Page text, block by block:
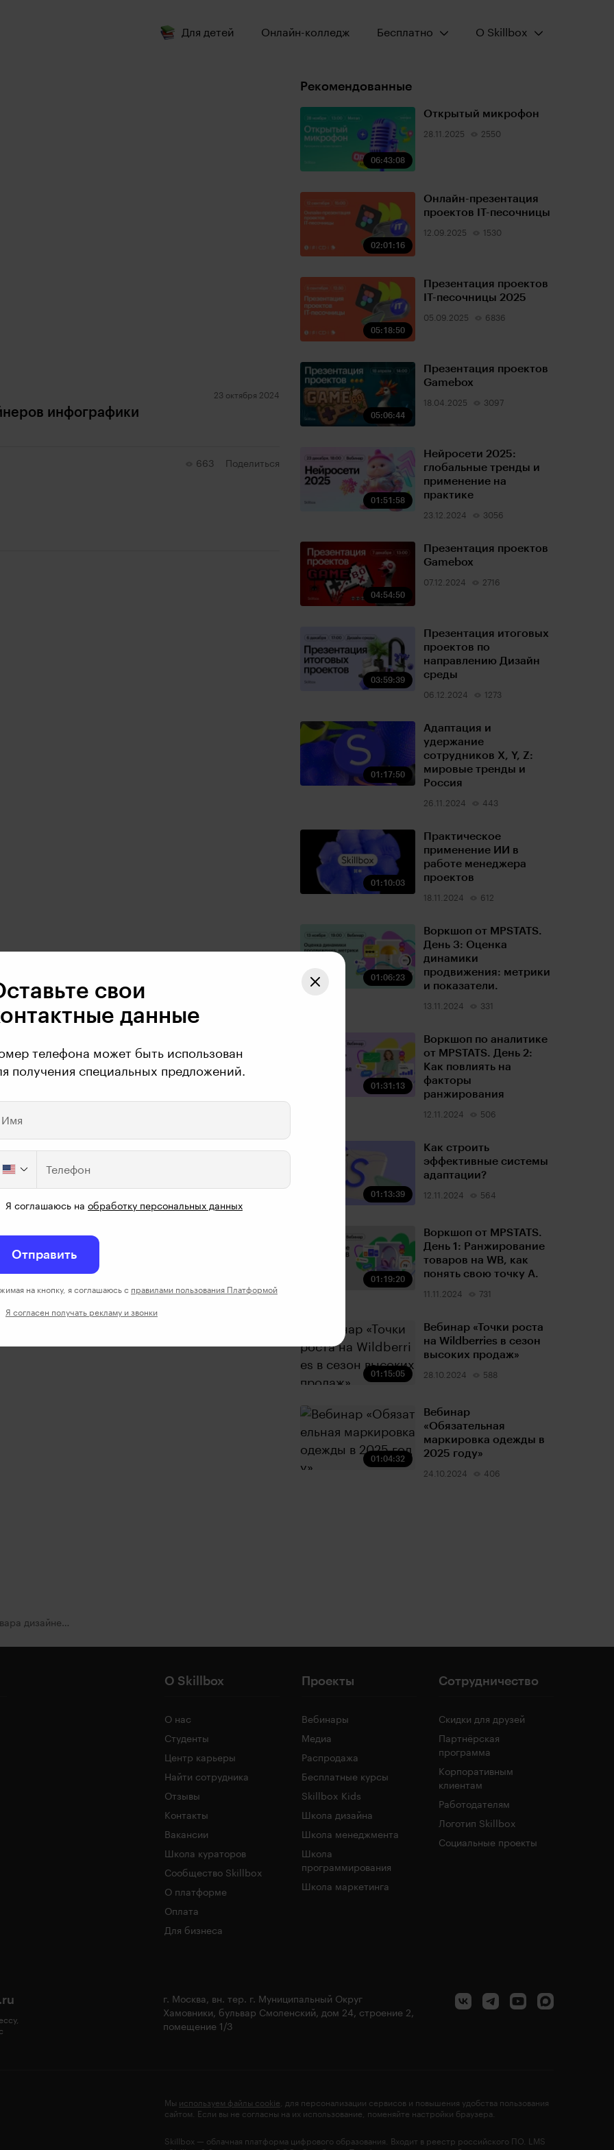
Для детей Онлайн-колледж Открыть меню:
Бесплатно Открыть меню:
О Skillbox
23 октября 2024
инфографики
663 Поделиться
Рекомендованные
06:43:08
Открытый микрофон
28.11.2025 2550
02:01:16
Онлайн-презентация
проектов IT-песочницы
12.09.2025 1530
05:18:50
Презентация проектов
IT-песочницы 2025
05.09.2025 6836
05:06:44
Презентация проектов
Gamebox
18.04.2025 3097
01:51:58
Нейросети 2025:
глобальные тренды и
применение на
практике
23.12.2024 3056
04:54:50
Презентация проектов
Gamebox
07.12.2024 2716
03:59:39
Презентация итоговых
проектов по
направлению Дизайн
среды
06.12.2024 1273
01:17:50
Адаптация и
удержание
сотрудников X, Y, Z:
мировые тренды и
Россия
26.11.2024 443
01:10:03
Практическое
применение ИИ в
работе менеджера
проектов
18.11.2024 612
01:06:23
Воркшоп от MPSTATS.
День 3: Оценка
динамики
продвижения: метрики
и показатели.
13.11.2024 331
01:31:13
Воркшоп по аналитике
от MPSTATS. День 2:
Как повлиять на
факторы
ранжирования
12.11.2024 506
01:13:39
Как строить
эффективные системы
адаптации?
12.11.2024 564
01:19:20
Воркшоп от MPSTATS.
День 1: Ранжирование
товаров на WB, как
понять свою точку А.
11.11.2024 731
01:15:05
Вебинар «Точки роста
на Wildberries в сезон
высоких продаж»
28.10.2024 588
01:04:32
Вебинар
«Обязательная
маркировка одежды в
2025 году»
24.10.2024 406
Воркшоп по карточкам товара дизайнеров инфографики
О Skillbox
О нас
Студенты
Центр карьеры
Найти сотрудника
Отзывы
Контакты
Вакансии
Школа кураторов
Сообщество Skillbox
О платформе
Оплата
Для бизнеса
Проекты
Вебинары
Медиа
Распродажа
Бесплатные курсы
Skillbox Kids
Школа дизайна
Школа менеджмента
Школа
программирования
Школа маркетинга
Сотрудничество
Скидки для друзей
Партнёрская
программа
Корпоративным
клиентам
Работодателям
Логотип Skillbox
Социальные проекты
г. Москва, вн. тер. г. Муниципальный Округ
Хамовники, бульвар Смоленский, дом 24, строение 2,
помещение 1/3
Мы используем файлы cookie , для персонализации сервисов и повышения удобства пользования
сайтом. Если вы не согласны на их использование, поменяйте настройки браузера.
Skillbox — облачная платформа цифрового образования. Входит в реестр российского ПО. LMS
свои
данные
телефона может быть использован
получения специальных предложений.
Имя
Телефон
Я соглашаюсь на обработку персональных данных
Отправить
на кнопку, я соглашаюсь с правилами пользования Платформой
Я согласен получать рекламу и звонки